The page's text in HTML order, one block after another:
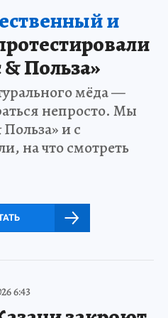
и
Польза»
мёда —
непросто. Мы
и с
на что смотреть
6:43